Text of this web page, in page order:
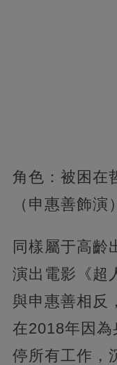
角色：被困在
（申惠善飾演
同樣屬于高齡
演出電影《超
與申惠善相反
在2018年因
停所有工作，